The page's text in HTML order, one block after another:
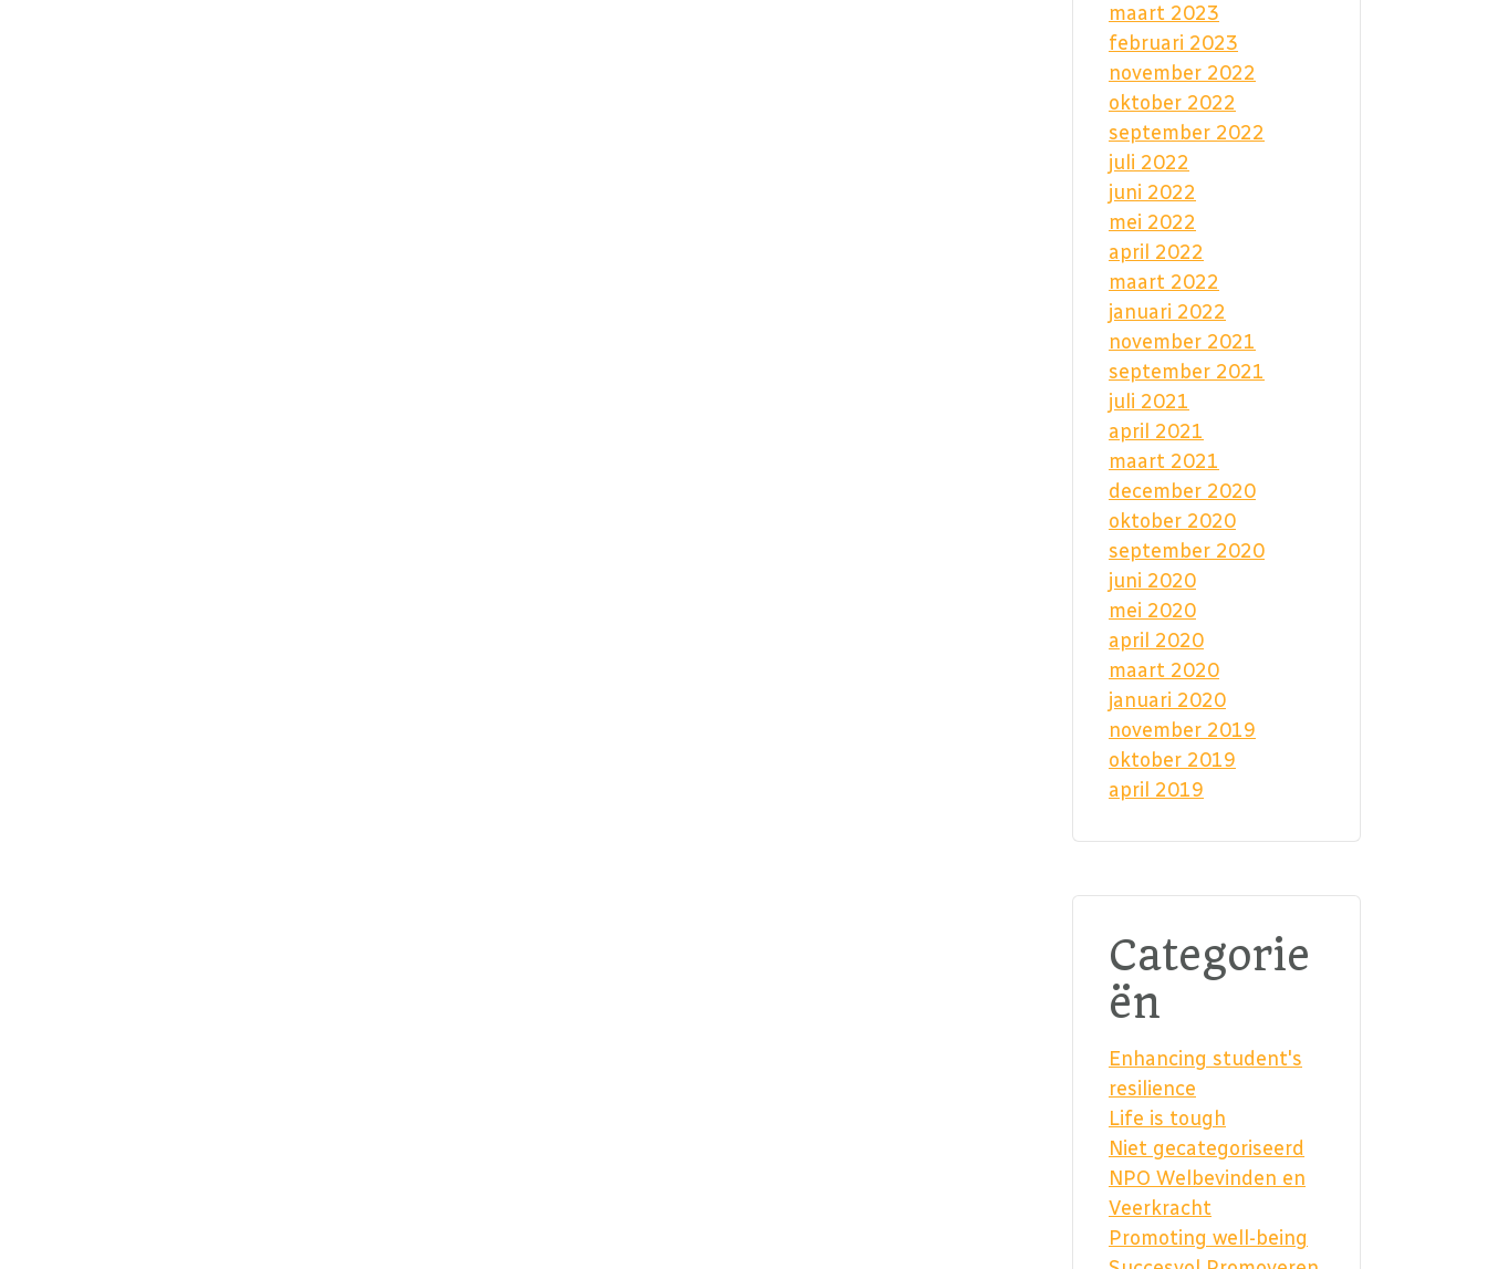
maart 2023
februari 2023
november 2022
oktober 2022
september 2022
juli 2022
juni 2022
mei 2022
april 2022
maart 2022
januari 2022
november 2021
september 2021
juli 2021
april 2021
maart 2021
december 2020
oktober 2020
september 2020
juni 2020
mei 2020
april 2020
maart 2020
januari 2020
november 2019
oktober 2019
april 2019
Categorie
ën
Enhancing student's
resilience
Life is tough
Niet gecategoriseerd
NPO Welbevinden en
Veerkracht
Promoting well-being